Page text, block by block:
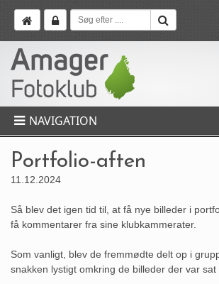
NAVIGATION
Portfolio-aften
11.12.2024
Så blev det igen tid til, at få nye billeder i
få kommentarer fra sine klubkammerater.
Som vanligt, blev de fremmødte delt op i
snakken lystigt omkring de billeder der var sat